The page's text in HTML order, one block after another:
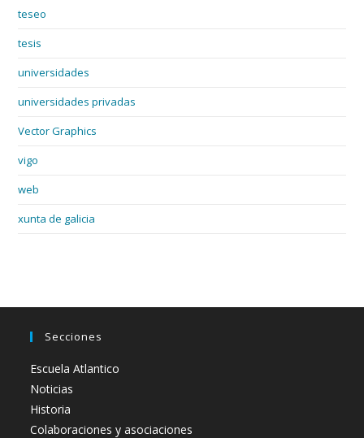
teseo
tesis
universidades
universidades privadas
Vector Graphics
vigo
web
xunta de galicia
Secciones
Escuela Atlantico
Noticias
Historia
Colaboraciones y asociaciones